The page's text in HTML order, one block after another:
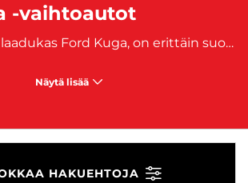
-vaihtoautot
Urheilullinen ja laadukas Ford Kuga, on erittäin suosittu vähäpäästöinen hybridi.
Näytä lisää
HAKUEHTOJA